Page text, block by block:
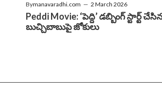
Bymanavaradhi.com — 2 March 2026
Peddi Movie: ‘పెద్ది’ డబ్బింగ్ స్టార్ట్
బుచ్చిబాబుపై జోకులు